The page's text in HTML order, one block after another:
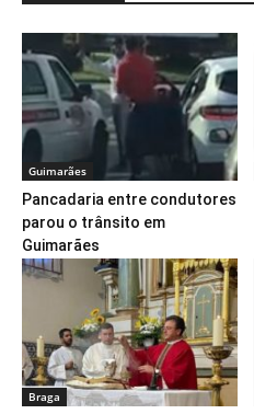
Guimarães
Pancadaria entre condutores
parou o trânsito em
Guimarães
Braga